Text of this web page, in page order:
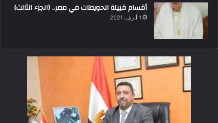
أقسام قبيلة الحويطات في مصر.. (الجزء الثالث)
1 أبريل، 2021